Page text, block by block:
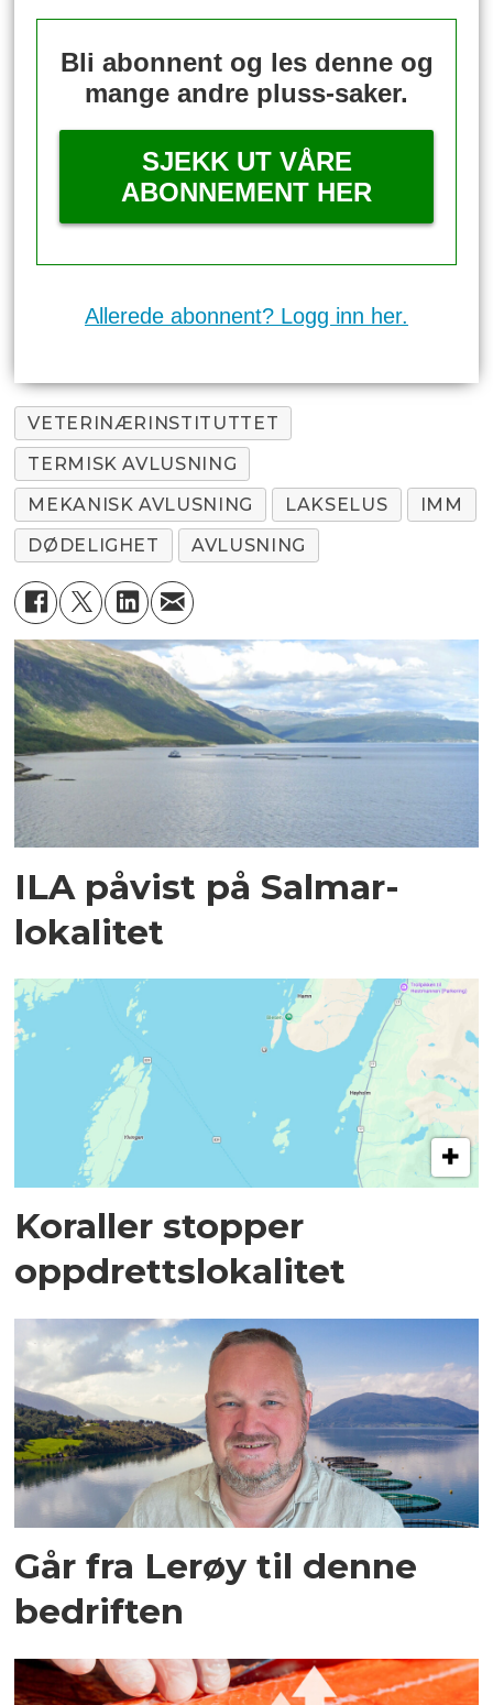
Bli abonnent og les denne og
mange andre pluss-saker.
SJEKK UT VÅRE
ABONNEMENT HER
Allerede abonnent? Logg inn her.
VETERINÆRINSTITUTTET
TERMISK AVLUSNING
MEKANISK AVLUSNING
LAKSELUS
IMM
DØDELIGHET
AVLUSNING
ILA påvist på Salmar-
lokalitet
Koraller stopper
oppdrettslokalitet
Går fra Lerøy til denne
bedriften